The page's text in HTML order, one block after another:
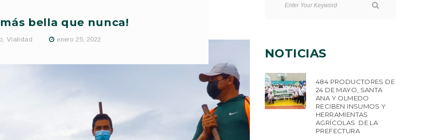
bella que nunca!
, Vialidad enero 25, 2022
NOTICIAS
484 PRODUCTORES DE
24 DE MAYO, SANTA
ANA Y OLMEDO
RECIBEN INSUMOS Y
HERRAMIENTAS
AGRÍCOLAS DE LA
PREFECTURA